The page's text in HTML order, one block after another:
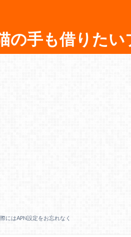
の手も借りたい
にはAPN設定をお忘れなく